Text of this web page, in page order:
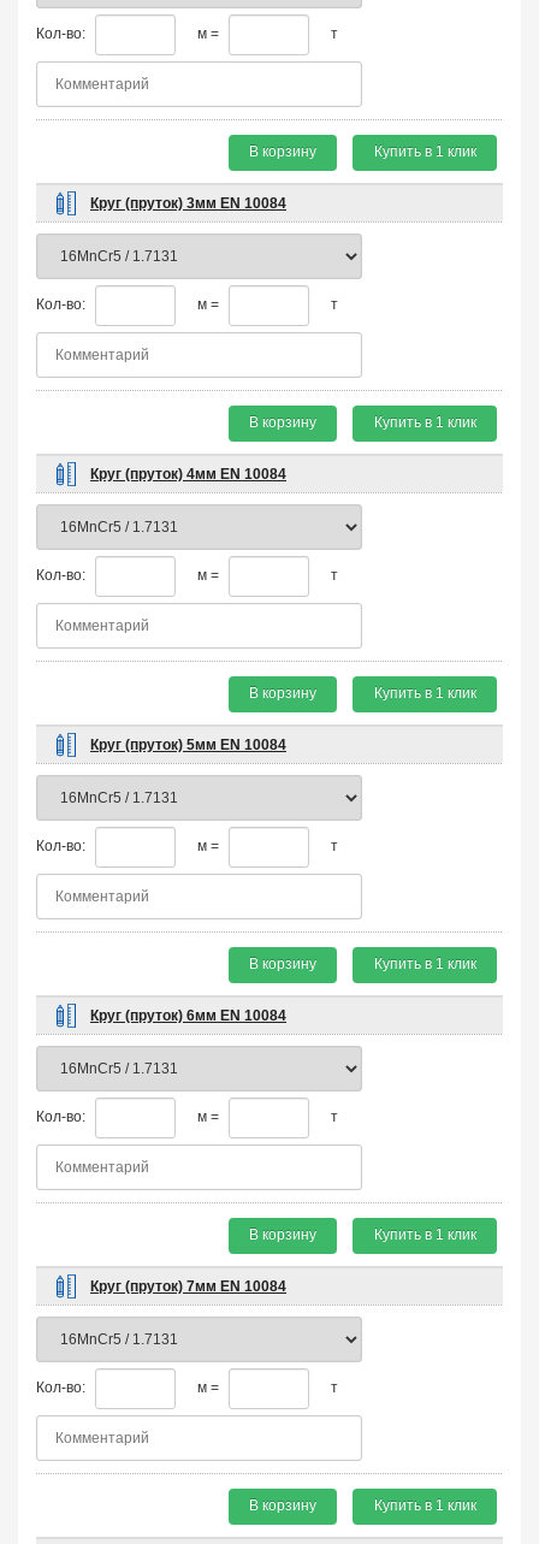
Кол-во: м = т
В корзину Купить в 1 клик
Круг (пруток) 3мм EN 10084
Кол-во: м = т
В корзину Купить в 1 клик
Круг (пруток) 4мм EN 10084
Кол-во: м = т
В корзину Купить в 1 клик
Круг (пруток) 5мм EN 10084
Кол-во: м = т
В корзину Купить в 1 клик
Круг (пруток) 6мм EN 10084
Кол-во: м = т
В корзину Купить в 1 клик
Круг (пруток) 7мм EN 10084
Кол-во: м = т
В корзину Купить в 1 клик